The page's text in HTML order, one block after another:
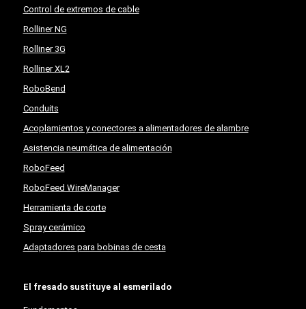
Control de extremos de cable
Rolliner NG
Rolliner 3G
Rolliner XL2
RoboBend
Conduits
Acoplamientos y conectores a alimentadores de alambre
Asistencia neumática de alimentación
RoboFeed
RoboFeed WireManager
Herramienta de corte
Spray cerámico
Adaptadores para bobinas de cesta
El fresado sustituye al esmerilado